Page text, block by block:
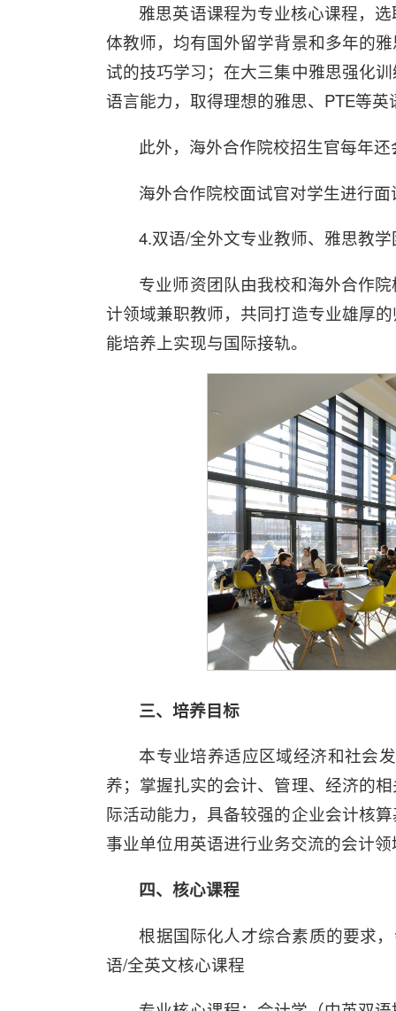
雅思英语课程为专业核心课程，
体教师，均有国外留学背景和多年的
试的技巧学习；在大三集中雅思强化
语言能力，取得理想的雅思、PTE等
此外，海外合作院校招生官每年
海外合作院校面试官对学生进行面
4.双语/全外文专业教师、雅思教
专业师资团队由我校和海外合作
计领域兼职教师，共同打造专业雄厚
能培养上实现与国际接轨。
三、培养目标
本专业培养适应区域经济和社会
养；掌握扎实的会计、管理、经济的
际活动能力，具备较强的企业会计核
事业单位用英语进行业务交流的会计
四、核心课程
根据国际化人才综合素质的要求
语/全英文核心课程